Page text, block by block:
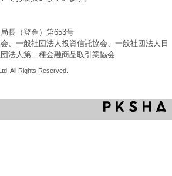
長（登金）第653号
、一般社団法人投資信託協会、一般社団法人日
法人第二種金融商品取引業協会
All Rights Reserved.